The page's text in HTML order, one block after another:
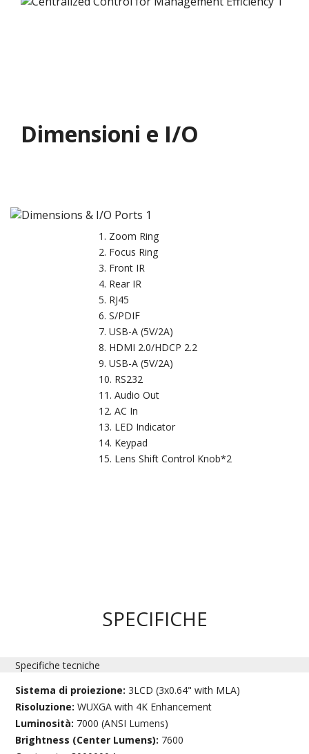
Dimensioni e I/O
Zoom Ring
Focus Ring
Front IR
Rear IR
RJ45
S/PDIF
USB-A (5V/2A)
HDMI 2.0/HDCP 2.2
USB-A (5V/2A)
RS232
Audio Out
AC In
LED Indicator
Keypad
Lens Shift Control Knob*2
SPECIFICHE
Specifiche tecniche
Sistema di proiezione:3LCD (3x0.64" with MLA)
Risoluzione:WUXGA with 4K Enhancement
Luminosità: 7000 (ANSI Lumens)
Brightness (Center Lumens): 7600